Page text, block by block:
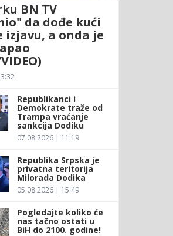
BN TV
da dođe kući
izjavu, a onda je
Republikanci i
Demokrate traže od
Trampa vraćanje
sankcija Dodiku
07.08.2026 | 11:19
Republika Srpska je
privatna teritorija
Milorada Dodika
05.08.2026 | 15:49
Pogledajte koliko će
nas tačno ostati u
BiH do 2100. godine!